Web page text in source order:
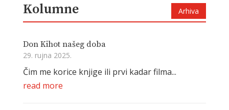
Kolumne Arhiva
Don Kihot našeg doba
29. rujna 2025.
Čim me korice knjige ili prvi kadar filma...
read more